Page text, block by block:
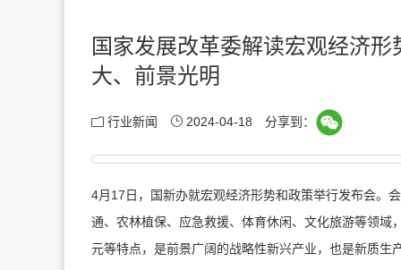
国家发展改革委解读宏观经济
大、前景光明
行业新闻 2024-04-18 分享到：
4月17日，国新办就宏观经济形势和政策举行发布会。
通、农林植保、应急救援、体育休闲、文化旅游等领
元等特点，是前景广阔的战略性新兴产业，也是新质